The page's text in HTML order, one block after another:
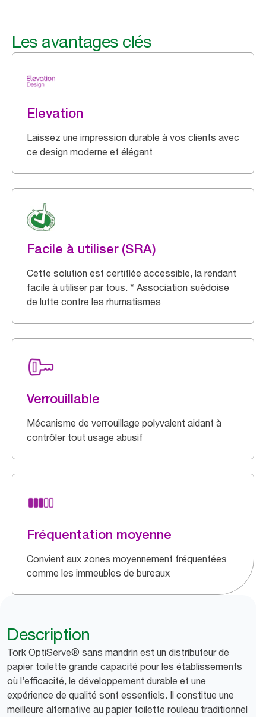
Les avantages clés
Elevation
Laissez une impression durable à vos clients avec
ce design moderne et élégant
Facile à utiliser (SRA)
Cette solution est certifiée accessible, la rendant
facile à utiliser par tous. * Association suédoise
de lutte contre les rhumatismes
Verrouillable
Mécanisme de verrouillage polyvalent aidant à
contrôler tout usage abusif
Fréquentation moyenne
Convient aux zones moyennement fréquentées
comme les immeubles de bureaux
Description
Tork OptiServe® sans mandrin est un distributeur de
papier toilette grande capacité pour les établissements
où l’efficacité, le développement durable et une
expérience de qualité sont essentiels. Il constitue une
meilleure alternative au papier toilette rouleau traditionnel